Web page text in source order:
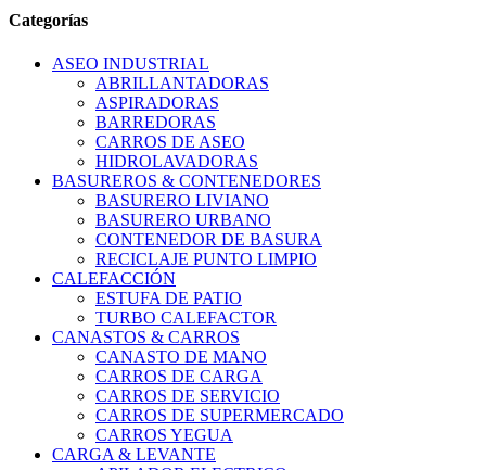
Categorías
ASEO INDUSTRIAL
ABRILLANTADORAS
ASPIRADORAS
BARREDORAS
CARROS DE ASEO
HIDROLAVADORAS
BASUREROS & CONTENEDORES
BASURERO LIVIANO
BASURERO URBANO
CONTENEDOR DE BASURA
RECICLAJE PUNTO LIMPIO
CALEFACCIÓN
ESTUFA DE PATIO
TURBO CALEFACTOR
CANASTOS & CARROS
CANASTO DE MANO
CARROS DE CARGA
CARROS DE SERVICIO
CARROS DE SUPERMERCADO
CARROS YEGUA
CARGA & LEVANTE